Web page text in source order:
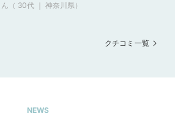
で比較検討が可能です。 ダイヤモンドと
自由に組み合わせることももちろん可能
います)でお得なセット価格も用意されて
（ 30代 ｜ 神奈川県）
クチコミ一覧
NEWS